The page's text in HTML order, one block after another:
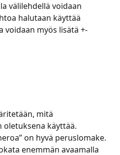
välilehdellä voidaan
halutaan käyttää
voidaan myös lisätä +-
mitä
käyttää.
on hyvä peruslomake.
enemmän avaamalla